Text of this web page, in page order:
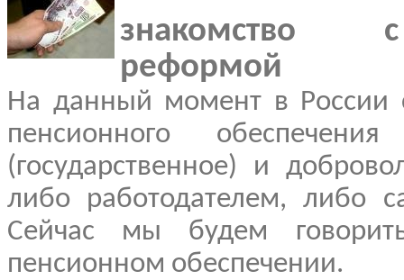
знакомство
реформой
На данный момент в России
пенсионного
(государственное) и
либо работодателем, либо
Сейчас мы будем
пенсионном обеспечении.